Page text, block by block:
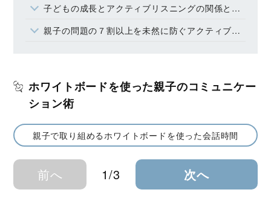
子どもの成長とアクティブリスニングの関係と注意点
親子の問題の７割以上を未然に防ぐアクティブリスニングの力
ホワイトボードを使った親子のコミュニケー
ション術
親子で取り組めるホワイトボードを使った会話時間
前へ 1/3 次へ